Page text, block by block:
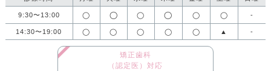
9:30〜13:00 ◯ ◯ ◯ ◯ ◯ ◯ -
14:30〜19:00 ◯ ◯ ◯ ◯ ◯ ▲ -
矯正歯科
（認定医）対応